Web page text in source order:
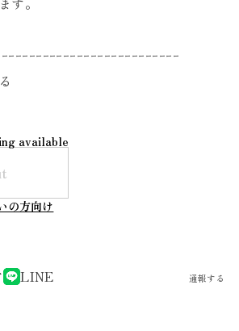
ｰｰｰｰｰｰｰｰｰｰｰｰｰｰｰｰｰｰｰｰｰｰｰｰｰ
available
の方向け
LINE 通報する